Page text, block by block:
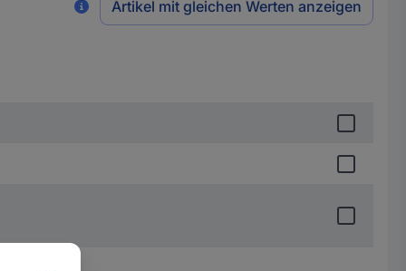
Artikel mit gleichen Werten anzeigen